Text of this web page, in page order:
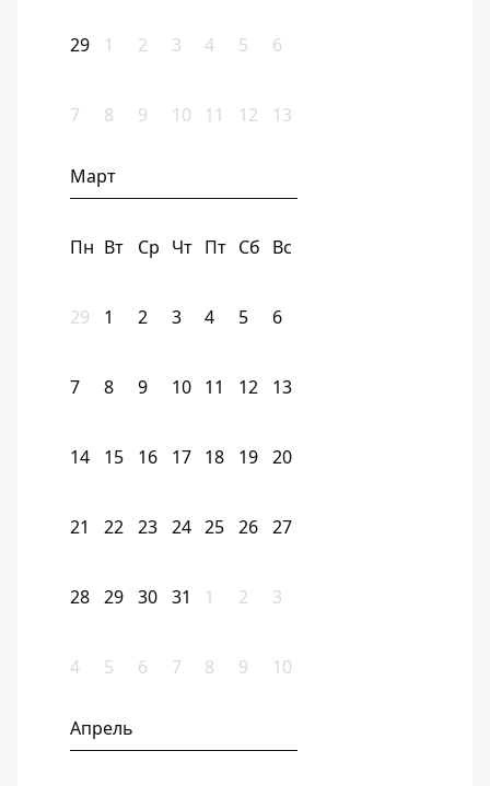
29 1 2 3 4 5 6
7 8 9 10 11 12 13
Март
Пн Вт Ср Чт Пт Сб Вс
29 1 2 3 4 5 6
7 8 9 10 11 12 13
14 15 16 17 18 19 20
21 22 23 24 25 26 27
28 29 30 31 1 2 3
4 5 6 7 8 9 10
Апрель